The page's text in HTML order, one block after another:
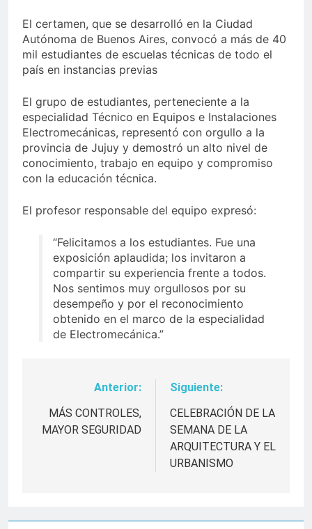
El certamen, que se desarrolló en la Ciudad
Autónoma de Buenos Aires, convocó a más de 40
mil estudiantes de escuelas técnicas de todo el
país en instancias previas
El grupo de estudiantes, perteneciente a la
especialidad Técnico en Equipos e Instalaciones
Electromecánicas, representó con orgullo a la
provincia de Jujuy y demostró un alto nivel de
conocimiento, trabajo en equipo y compromiso
con la educación técnica.
El profesor responsable del equipo expresó:
“Felicitamos a los estudiantes. Fue una
exposición aplaudida; los invitaron a
compartir su experiencia frente a todos.
Nos sentimos muy orgullosos por su
desempeño y por el reconocimiento
obtenido en el marco de la especialidad
de Electromecánica.”
Navegación
de
Anterior:
MÁS CONTROLES,
MAYOR SEGURIDAD
Siguiente:
CELEBRACIÓN DE LA
SEMANA DE LA
ARQUITECTURA Y EL
URBANISMO